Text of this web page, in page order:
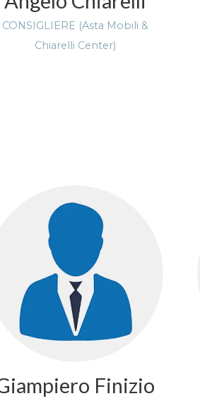
CONSIGLIERE (Asta Mobili &
Chiarelli Center)
Finizio